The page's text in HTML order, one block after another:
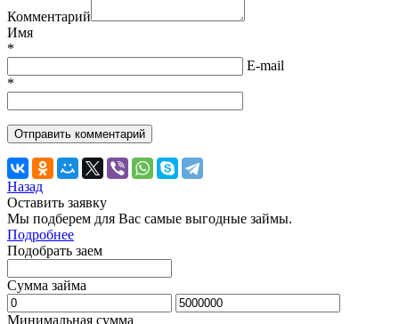
Комментарий
Имя
*
E-mail
*
Назад
Оставить заявку
Мы подберем для Вас самые выгодные займы.
Подробнее
Подобрать заем
Сумма займа
Минимальная сумма